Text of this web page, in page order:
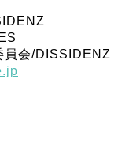
会/DISSIDENZ